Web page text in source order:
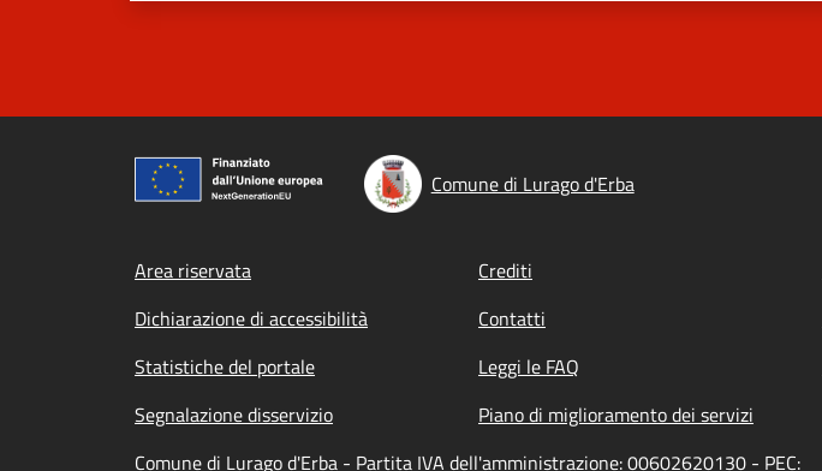
Comune di Lurago d'Erba
Footer menu
Area riservata Crediti
Dichiarazione di accessibilità
Contatti
Statistiche del portale
Leggi le FAQ
Segnalazione disservizio
Piano di miglioramento dei servizi
Comune di Lurago d'Erba - Partita IVA dell'amministrazione: 00602620130 - PEC: